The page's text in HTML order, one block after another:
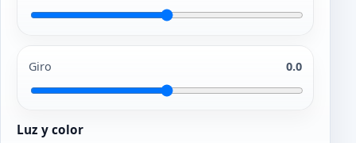
Giro 0.0
Luz y color